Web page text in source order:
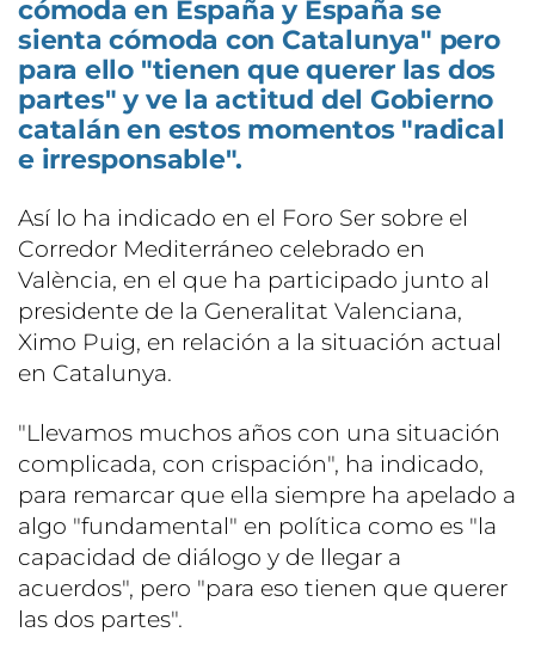
cómoda en España y España se
sienta cómoda con Catalunya" pero
para ello "tienen que querer las dos
partes" y ve la actitud del Gobierno
catalán en estos momentos "radical
e irresponsable".
Así lo ha indicado en el Foro Ser sobre el
Corredor Mediterráneo celebrado en
València, en el que ha participado junto al
presidente de la Generalitat Valenciana,
Ximo Puig, en relación a la situación actual
en Catalunya.
"Llevamos muchos años con una situación
complicada, con crispación", ha indicado,
para remarcar que ella siempre ha apelado a
algo "fundamental" en política como es "la
capacidad de diálogo y de llegar a
acuerdos", pero "para eso tienen que querer
las dos partes".